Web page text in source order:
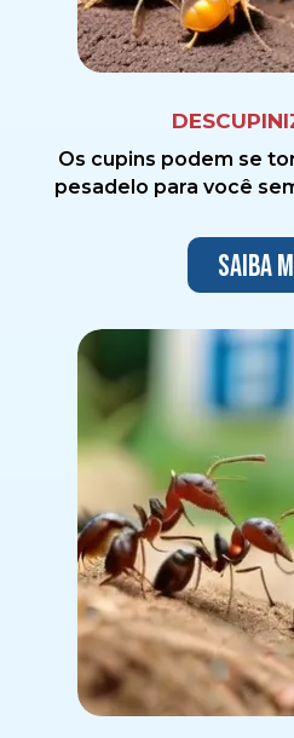
Os cupins podem se
pesadelo para você
Saiba